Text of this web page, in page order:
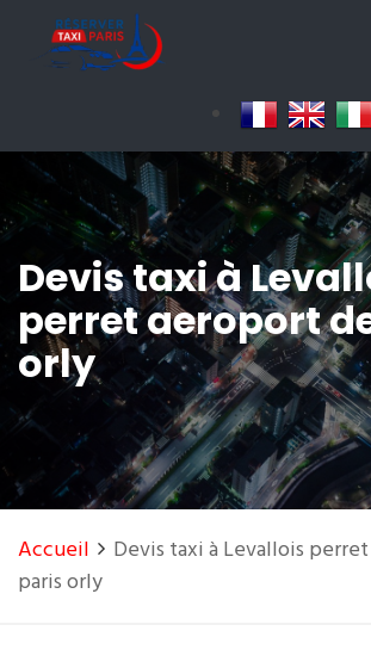
Devis taxi à
perret aeroport
orly
Accueil
Devis taxi à Levallois
paris orly